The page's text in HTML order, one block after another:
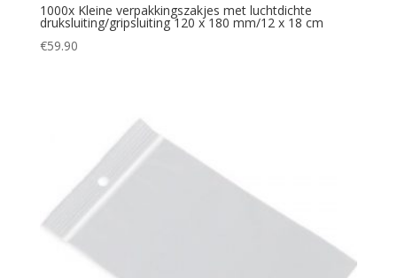
1000x Kleine verpakkingszakjes met luchtdichte
druksluiting/gripsluiting 120 x 180 mm/12 x 18 cm
€59.90